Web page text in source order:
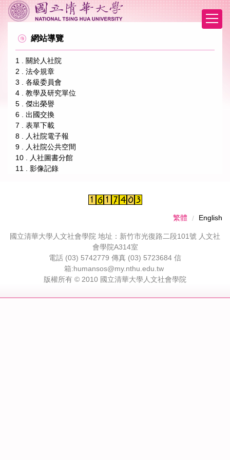
跳
到
網站導覽
1 . 關於人社院
2 . 法令規章
3 . 各級委員會
4 . 教學及研究單位
5 . 傑出榮譽
6 . 出國交換
7 . 表單下載
8 . 人社院電子報
9 . 人社院公共空間
10 . 人社圖書分館
11 . 影像記錄
繁體 English
國立清華大學人文社會學院 地址：新竹市光復路二段101號 人文社
會學院A314室
電話 (03) 5742779 傳真 (03) 5723684 信
箱:humansos@my.nthu.edu.tw
版權所有 © 2010 國立清華大學人文社會學院